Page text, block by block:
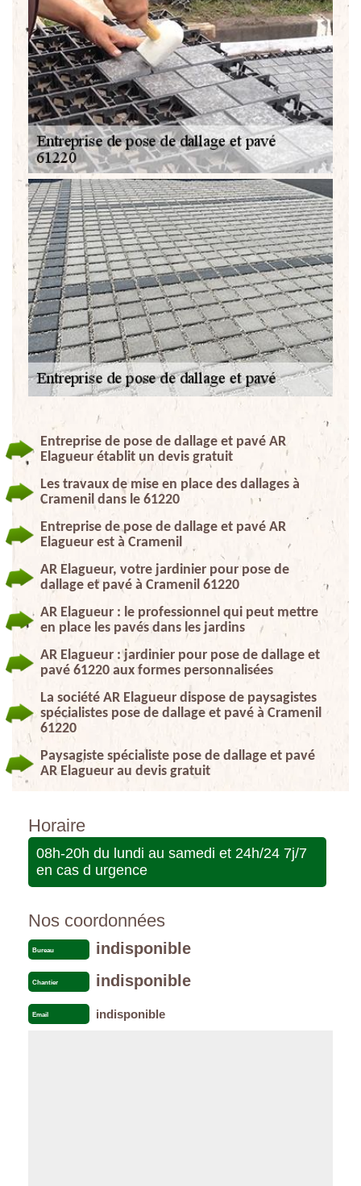
Entreprise de pose de dallage et pavé AR
Elagueur établit un devis gratuit
Les travaux de mise en place des dallages à
Cramenil dans le 61220
Entreprise de pose de dallage et pavé AR
Elagueur est à Cramenil
AR Elagueur, votre jardinier pour pose de
dallage et pavé à Cramenil 61220
AR Elagueur : le professionnel qui peut mettre
en place les pavés dans les jardins
AR Elagueur : jardinier pour pose de dallage et
pavé 61220 aux formes personnalisées
La société AR Elagueur dispose de paysagistes
spécialistes pose de dallage et pavé à Cramenil
61220
Paysagiste spécialiste pose de dallage et pavé
AR Elagueur au devis gratuit
Horaire
08h-20h du lundi au samedi et 24h/24 7j/7
en cas d urgence
Nos coordonnées
Bureau indisponible
Chantier indisponible
Email indisponible